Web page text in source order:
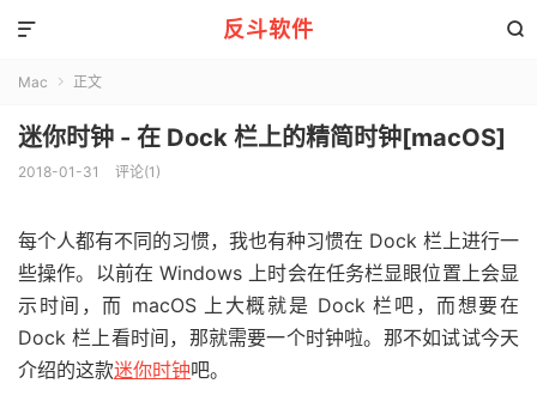
反斗软件 

Mac  正文
迷你时钟 - 在 Dock 栏上的精简时钟[macOS]
2018-01-31 评论(1)
每个人都有不同的习惯，我也有种习惯在 Dock 栏上进行一
些操作。以前在 Windows 上时会在任务栏显眼位置上会显
示时间，而 macOS 上大概就是 Dock 栏吧，而想要在
Dock 栏上看时间，那就需要一个时钟啦。那不如试试今天
介绍的这款迷你时钟吧。